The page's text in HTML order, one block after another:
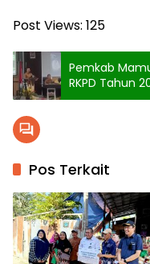
Post Views: 125
Pemkab
RKPD Tahun
Pos Terkait